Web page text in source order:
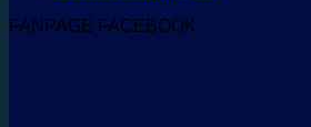
FANPAGE FACEBOOK